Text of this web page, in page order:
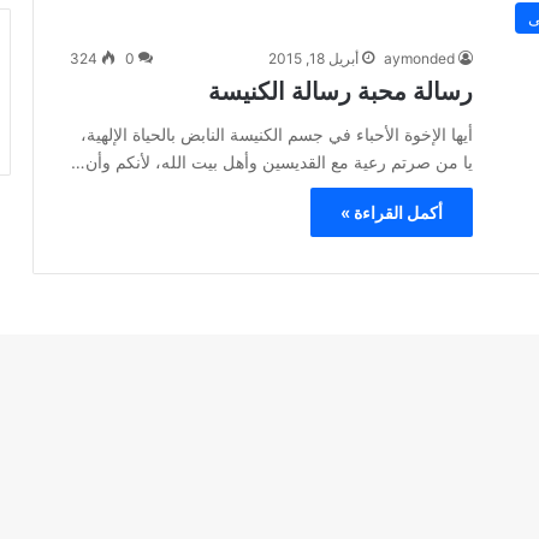
aymonded أبريل 18, 2015 0
324
رسالة محبة رسالة الكنيسة
أيها الإخوة الأحباء في جسم الكنيسة النابض بالحياة الإلهية،
يا من صرتم رعية مع القديسين وأهل بيت الله، لأنكم وأن…
أكمل القراءة »